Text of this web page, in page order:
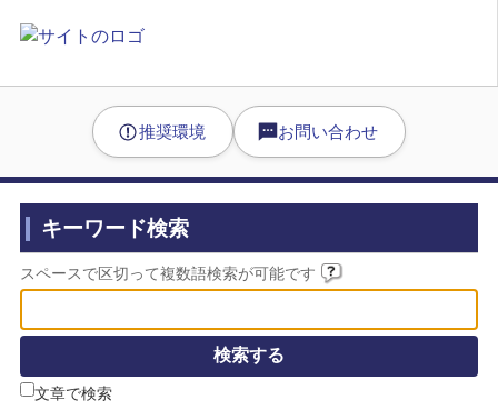
推奨環境 お問い合わせ
キーワード検索
スペースで区切って複数語検索が可能です
文章で検索